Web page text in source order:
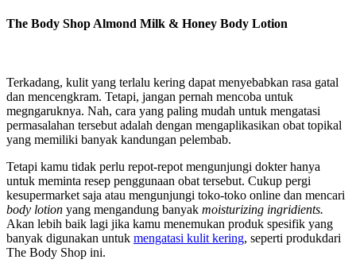
The Body Shop Almond Milk & Honey Body Lotion
Terkadang, kulit yang terlalu kering dapat menyebabkan rasa gatal
dan mencengkram. Tetapi, jangan pernah mencoba untuk
megngaruknya. Nah, cara yang paling mudah untuk mengatasi
permasalahan tersebut adalah dengan mengaplikasikan obat topikal
yang memiliki banyak kandungan pelembab.
Tetapi kamu tidak perlu repot-repot mengunjungi dokter hanya
untuk meminta resep penggunaan obat tersebut. Cukup pergi
kesupermarket saja atau mengunjungi toko-toko online dan mencari
body lotion yang mengandung banyak moisturizing ingridients.
Akan lebih baik lagi jika kamu menemukan produk spesifik yang
banyak digunakan untuk mengatasi kulit kering, seperti produkdari
The Body Shop ini.